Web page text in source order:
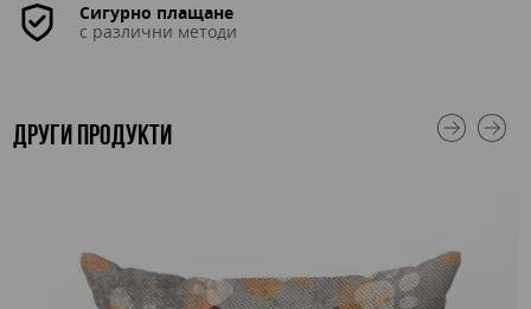
Сигурно плащане
с различни методи
ДРУГИ ПРОДУКТИ